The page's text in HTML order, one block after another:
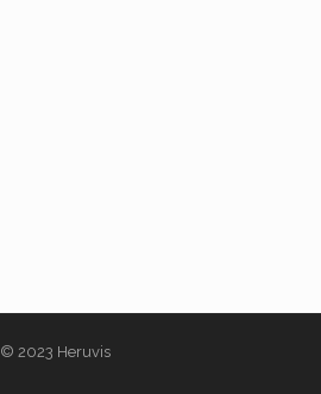
© 2023 Heruvis